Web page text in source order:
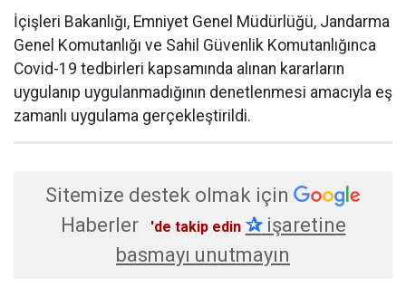
İçişleri Bakanlığı, Emniyet Genel Müdürlüğü, Jandarma
Genel Komutanlığı ve Sahil Güvenlik Komutanlığınca
Covid-19 tedbirleri kapsamında alınan kararların
uygulanıp uygulanmadığının denetlenmesi amacıyla eş
zamanlı uygulama gerçekleştirildi.
Sitemize destek olmak için
Haberler
'de takip edin ✰işaretine
basmayı unutmayın